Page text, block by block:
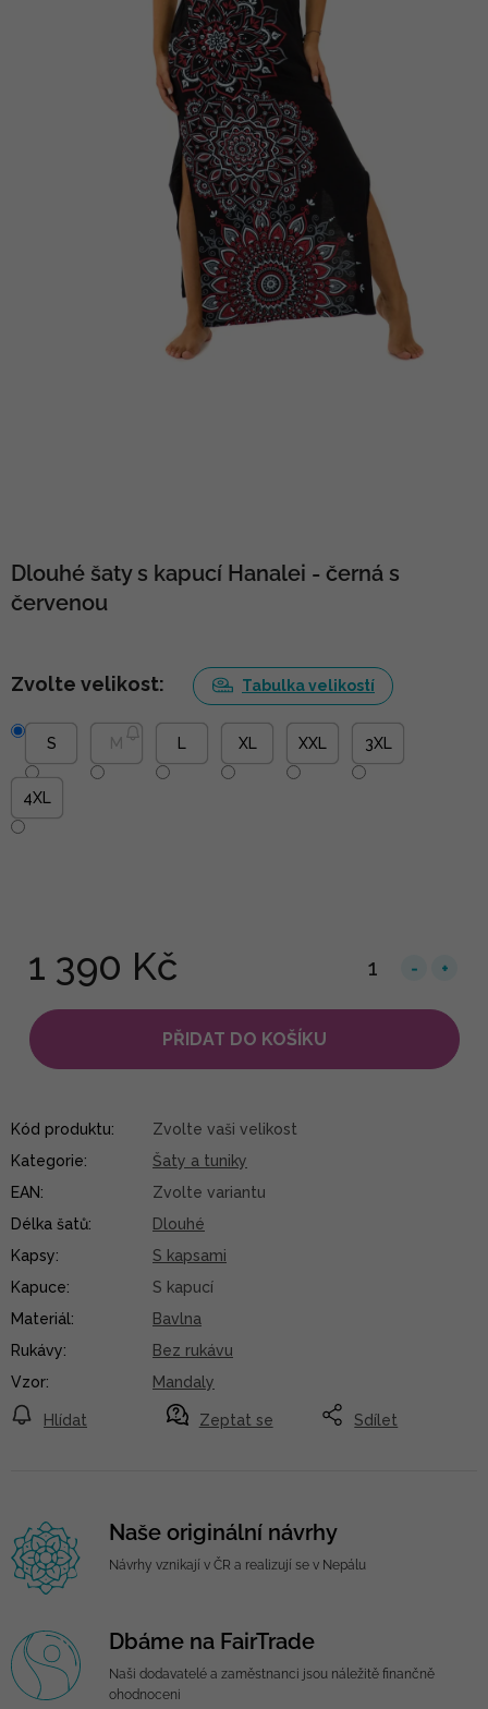
Dlouhé šaty s kapucí Hanalei - černá s
červenou
1 390 Kč
PŘIDAT DO KOŠÍKU
Zvolte velikost: Tabulka velikostí
S M XL XXL 3XL
4XL
Zeptat se
Hlídat Sdílet
Kód produktu:
Zvolte vaši velikost
Kategorie:
Šaty a tuniky
EAN:
Zvolte variantu
Délka šatů:
Dlouhé
Kapsy:
S kapsami
Kapuce:
S kapucí
Materiál:
Bavlna
Rukávy:
Bez rukávu
Vzor: Mandaly
Naše originální návrhy
Návrhy vznikají v ČR a realizují se v Nepálu
Dbáme na FairTrade
Naši dodavatelé a zaměstnanci jsou náležitě finančně
ohodnoceni